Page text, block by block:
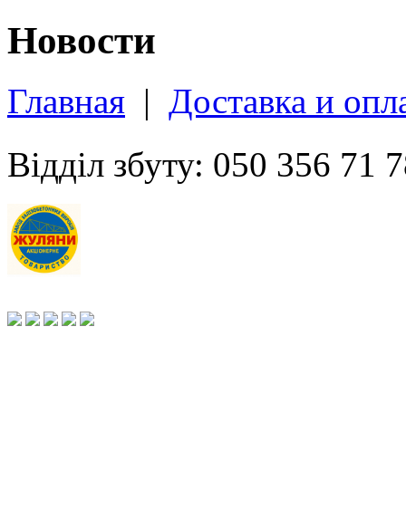
Новости
Главная | Доставка и
Відділ збуту: 050 356 71